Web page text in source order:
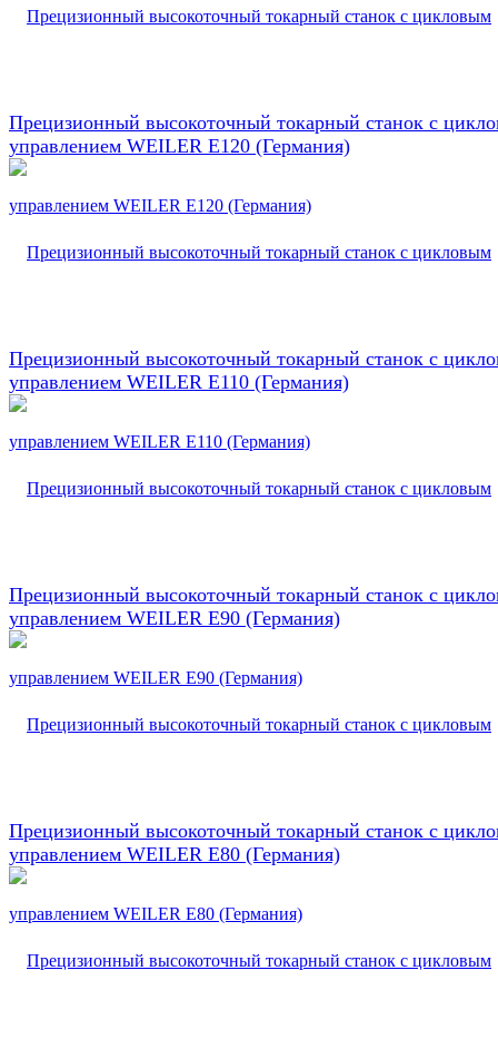
Прецизионный высокоточный токарный станок с
управлением WEILER E120 (Германия)
Прецизионный высокоточный токарный станок с
управлением WEILER E110 (Германия)
Прецизионный высокоточный токарный станок с
управлением WEILER E90 (Германия)
Прецизионный высокоточный токарный станок с
управлением WEILER E80 (Германия)